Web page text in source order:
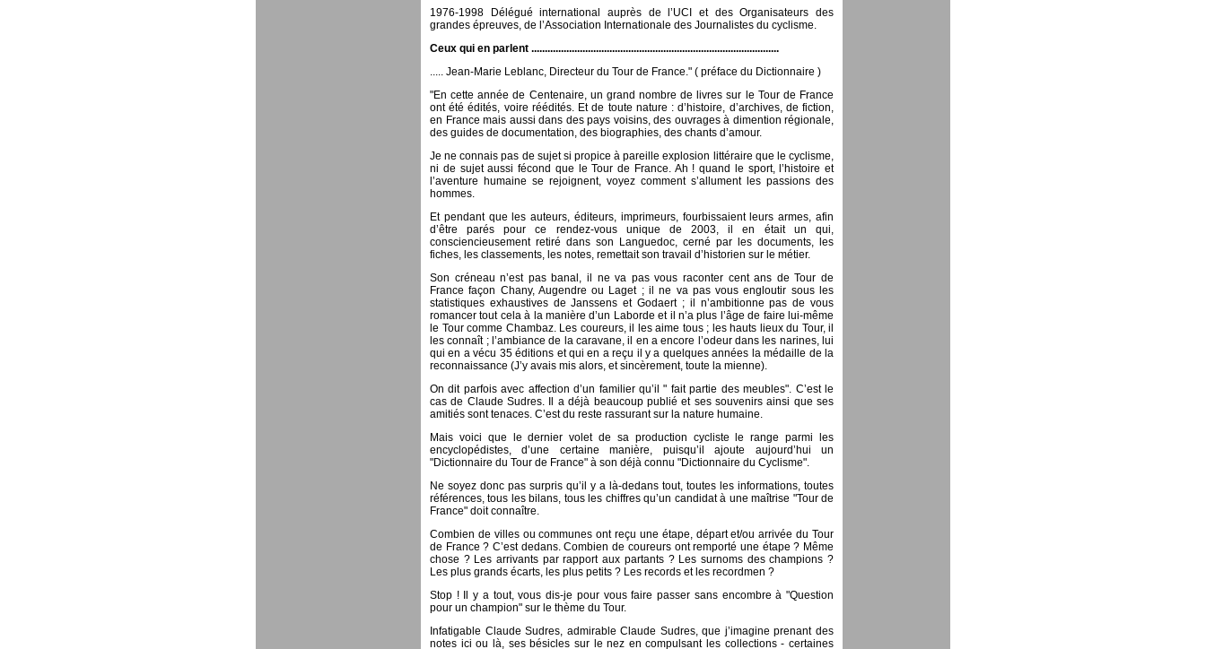
1976-1998 Délégué international auprès de l’UCI et des Organisateurs des
grandes épreuves, de l’Association Internationale des Journalistes du cyclisme.
Ceux qui en parlent ............................................................................................
..... Jean-Marie Leblanc, Directeur du Tour de France." ( préface du Dictionnaire )
"En cette année de Centenaire, un grand nombre de livres sur le Tour de France
ont été édités, voire réédités. Et de toute nature : d’histoire, d’archives, de fiction,
en France mais aussi dans des pays voisins, des ouvrages à dimention régionale,
des guides de documentation, des biographies, des chants d’amour.
Je ne connais pas de sujet si propice à pareille explosion littéraire que le cyclisme,
ni de sujet aussi fécond que le Tour de France. Ah ! quand le sport, l’histoire et
l’aventure humaine se rejoignent, voyez comment s’allument les passions des
hommes.
Et pendant que les auteurs, éditeurs, imprimeurs, fourbissaient leurs armes, afin
d’être parés pour ce rendez-vous unique de 2003, il en était un qui,
consciencieusement retiré dans son Languedoc, cerné par les documents, les
fiches, les classements, les notes, remettait son travail d’historien sur le métier.
Son créneau n’est pas banal, il ne va pas vous raconter cent ans de Tour de
France façon Chany, Augendre ou Laget ; il ne va pas vous engloutir sous les
statistiques exhaustives de Janssens et Godaert ; il n’ambitionne pas de vous
romancer tout cela à la manière d’un Laborde et il n’a plus l’âge de faire lui-même
le Tour comme Chambaz. Les coureurs, il les aime tous ; les hauts lieux du Tour, il
les connaît ; l’ambiance de la caravane, il en a encore l’odeur dans les narines, lui
qui en a vécu 35 éditions et qui en a reçu il y a quelques années la médaille de la
reconnaissance (J’y avais mis alors, et sincèrement, toute la mienne).
On dit parfois avec affection d’un familier qu’il " fait partie des meubles". C’est le
cas de Claude Sudres. Il a déjà beaucoup publié et ses souvenirs ainsi que ses
amitiés sont tenaces. C’est du reste rassurant sur la nature humaine.
Mais voici que le dernier volet de sa production cycliste le range parmi les
encyclopédistes, d’une certaine manière, puisqu’il ajoute aujourd’hui un
"Dictionnaire du Tour de France" à son déjà connu "Dictionnaire du Cyclisme".
Ne soyez donc pas surpris qu’il y a là-dedans tout, toutes les informations, toutes
références, tous les bilans, tous les chiffres qu’un candidat à une maîtrise "Tour de
France" doit connaître.
Combien de villes ou communes ont reçu une étape, départ et/ou arrivée du Tour
de France ? C’est dedans. Combien de coureurs ont remporté une étape ? Même
chose ? Les arrivants par rapport aux partants ? Les surnoms des champions ?
Les plus grands écarts, les plus petits ? Les records et les recordmen ?
Stop ! Il y a tout, vous dis-je pour vous faire passer sans encombre à "Question
pour un champion" sur le thème du Tour.
Infatigable Claude Sudres, admirable Claude Sudres, que j’imagine prenant des
notes ici ou là, ses bésicles sur le nez en compulsant les collections - certaines